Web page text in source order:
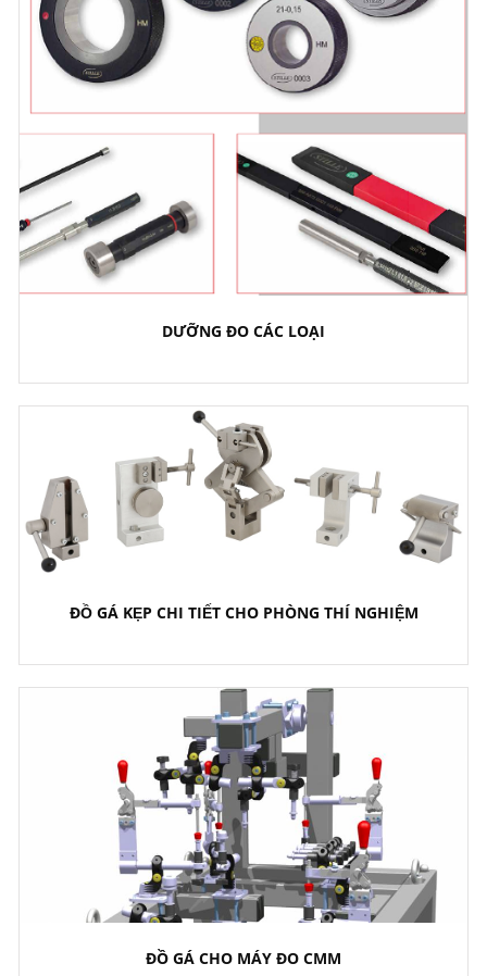
DƯỠNG ĐO CÁC LOẠI
ĐỒ GÁ KẸP CHI TIẾT CHO PHÒNG THÍ NGHIỆM
ĐỒ GÁ CHO MÁY ĐO CMM